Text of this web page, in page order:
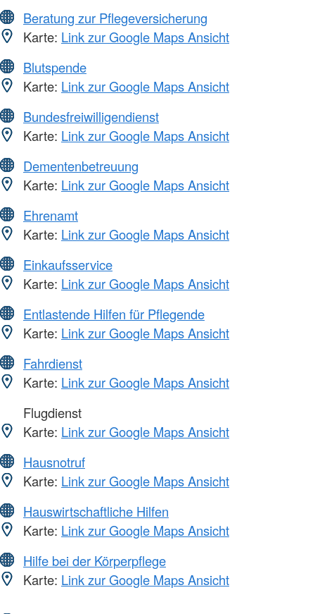
Beratung zur Pflegeversicherung
Karte: Link zur Google Maps Ansicht
Blutspende
Karte: Link zur Google Maps Ansicht
Bundesfreiwilligendienst
Karte: Link zur Google Maps Ansicht
Dementenbetreuung
Karte: Link zur Google Maps Ansicht
Ehrenamt
Karte: Link zur Google Maps Ansicht
Einkaufsservice
Karte: Link zur Google Maps Ansicht
Entlastende Hilfen für Pflegende
Karte: Link zur Google Maps Ansicht
Fahrdienst
Karte: Link zur Google Maps Ansicht
Flugdienst
Karte: Link zur Google Maps Ansicht
Hausnotruf
Karte: Link zur Google Maps Ansicht
Hauswirtschaftliche Hilfen
Karte: Link zur Google Maps Ansicht
Hilfe bei der Körperpflege
Karte: Link zur Google Maps Ansicht